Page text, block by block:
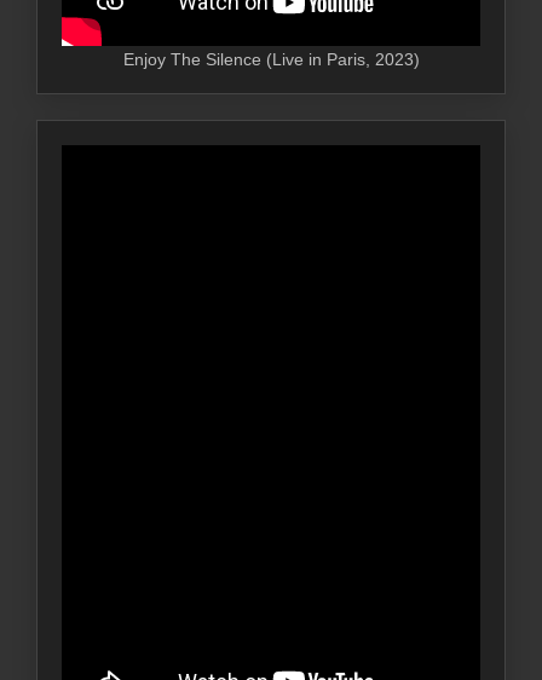
Enjoy The Silence (Live in Paris, 2023)